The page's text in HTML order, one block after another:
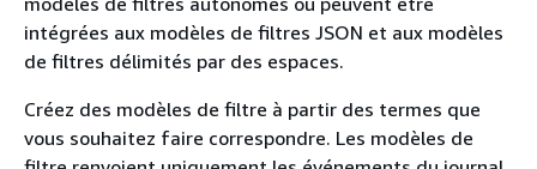
intégrées aux modèles de filtres JSON et aux modèles
de filtres délimités par des espaces.
Créez des modèles de filtre à partir des termes que
vous souhaitez faire correspondre. Les modèles de